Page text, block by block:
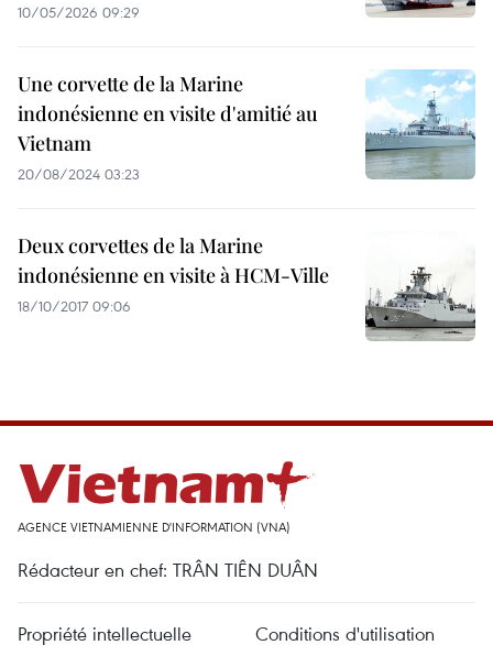
10/05/2026 09:29
Une corvette de la Marine
indonésienne en visite d'amitié au
Vietnam
20/08/2024 03:23
Deux corvettes de la Marine
indonésienne en visite à HCM-Ville
18/10/2017 09:06
AGENCE VIETNAMIENNE D'INFORMATION (VNA)
Rédacteur en chef: TRÂN TIÊN DUÂN
Propriété intellectuelle Conditions d'utilisation